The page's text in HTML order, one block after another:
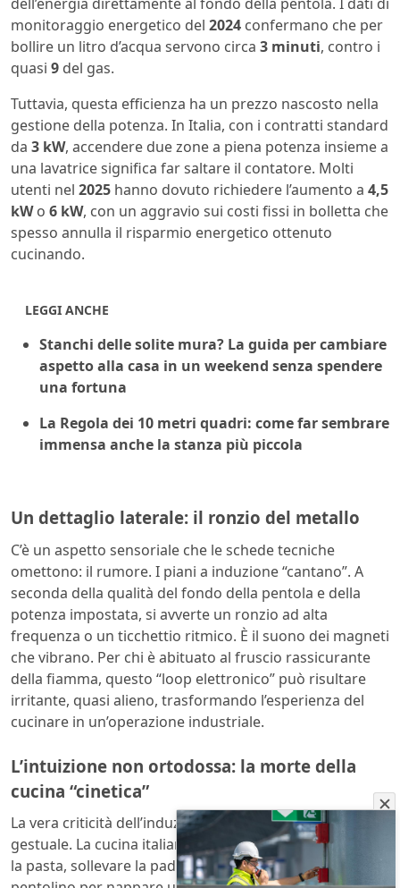
monitoraggio energetico del 2024 confermano che per
bollire un litro d’acqua servono circa 3 minuti, contro i
quasi 9 del gas.
Tuttavia, questa efficienza ha un prezzo nascosto nella
gestione della potenza. In Italia, con i contratti standard
da 3 kW, accendere due zone a piena potenza insieme a
una lavatrice significa far saltare il contatore. Molti
utenti nel 2025 hanno dovuto richiedere l’aumento a 4,5
kWo 6 kW, con un aggravio sui costi fissi in bolletta che
spesso annulla il risparmio energetico ottenuto
cucinando.
LEGGI ANCHE
Stanchi delle solite mura? La guida per cambiare
aspetto alla casa in un weekend senza spendere
una fortuna
La Regola dei 10 metri quadri: come far sembrare
immensa anche la stanza più piccola
Un dettaglio laterale: il ronzio del metallo
C’è un aspetto sensoriale che le schede tecniche
omettono: il rumore. I piani a induzione “cantano”. A
seconda della qualità del fondo della pentola e della
potenza impostata, si avverte un ronzio ad alta
frequenza o un ticchettio ritmico. È il suono dei magneti
che vibrano. Per chi è abituato al fruscio rassicurante
della fiamma, questo “loop elettronico” può risultare
irritante, quasi alieno, trasformando l’esperienza del
cucinare in un’operazione industriale.
L’intuizione non ortodossa: la morte della
cucina “cinetica”
La vera criticità dell’induzione non è tecnica, ma
gestuale. La cucina italiana è fatta di movimento: saltare
la pasta, sollevare la padella per mantecare, inclinare il